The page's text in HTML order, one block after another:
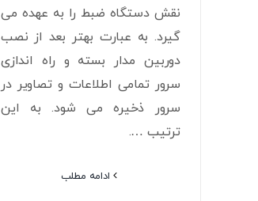
نقش دستگاه ضبط را به عهده می
گیرد. به عبارت بهتر بعد از نصب
دوربین مدار بسته و راه اندازی
سرور تمامی اطلاعات و تصاویر در
سرور ذخیره می شود. به این
ترتیب ….
ادامه مطلب